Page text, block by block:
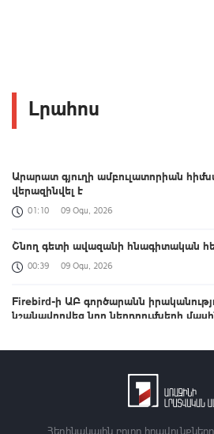
Լրահոս
Արարատ գյուղի ամբուլատորիան
վերազինվել է
01:10 09 Օգս, 2026
Շնող գետի ավազանի հնագիտական
00:39 09 Օգս, 2026
Firebird-ի ԱԲ գործարանն
նշանավորվեց նոր ներդրումների
բանակային խաղերի հաղթողները
Հեղինակային բոլոր